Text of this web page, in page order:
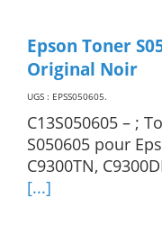
Epson Toner
Original Noir
UGS : EPSS050605.
C13S050605 – ;
S050605 pour
C9300TN,
[...]